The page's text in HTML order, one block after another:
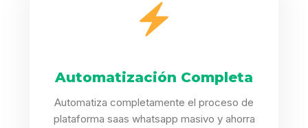
Automatización Completa
Automatiza completamente el proceso de
plataforma saas whatsapp masivo y ahorra